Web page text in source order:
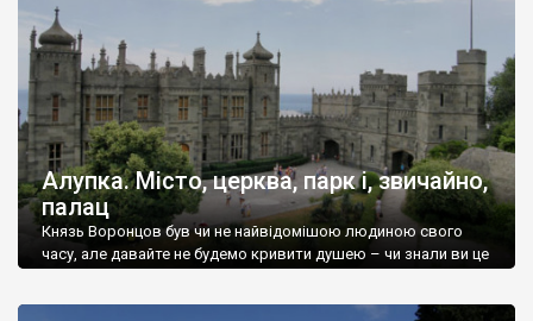
Алупка. Місто, церква, парк і, звичайно,
палац
Князь Воронцов був чи не найвідомішою людиною свого
часу, але давайте не будемо кривити душею – чи знали ви це